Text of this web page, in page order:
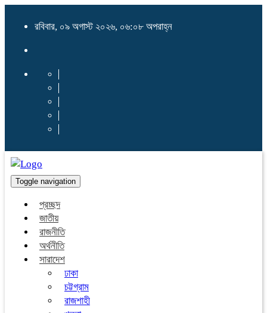
রবিবার, ০৯ অগাস্ট ২০২৬, ০৬:০৮ অপরাহ্ন
Toggle navigation
প্রচ্ছদ
জাতীয়
রাজনীতি
অর্থনীতি
সারাদেশ
ঢাকা
চট্টগ্রাম
রাজশাহী